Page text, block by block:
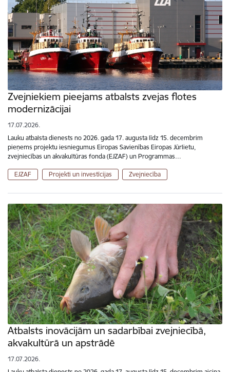
Zvejniekiem pieejams atbalsts zvejas flotes
modernizācijai
17.07.2026.
Lauku atbalsta dienests no 2026. gada 17. augusta līdz 15. decembrim
pieņems projektu iesniegumus Eiropas Savienības Eiropas Jūrlietu,
zvejniecības un akvakultūras fonda (EJZAF) un Programmas…
EJZAF Projekti un investīcijas Zvejniecība
Atbalsts inovācijām un sadarbībai zvejniecībā,
akvakultūrā un apstrādē
17.07.2026.